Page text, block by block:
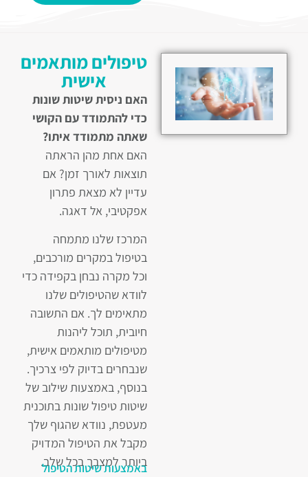
לרדת במשקל: קורס בן
מודולים של 7 שבועות כל
אחד, ואשר נועד לסייע לך
להתחיל לרדת במשקל
(כל תוכנית עומדת בפני
עצמה). במהלך הקורס,
תיחשף לשיטות טיפול
רבות ומגוונות, כולל גישות
מפגש תקבל טיפול ייחודי
המכוון לקידום מטרותיך
ושינוי מציאות חייך.
התוכנית עוסקת גם
בהיבטים רגשיים
ואנרגטיים, ומטרתה לא
רק לזרז את היכולת שלך
לרדת במשקל אלא גם
לשפר את איכות חייך
הכוללת ולהוביל אותך
לתחושת רווחה ובריאות
כללית טובה יותר.
טיפולים מותאמים
אישית
האם ניסית שיטות שונות
כדי להתמודד עם הקושי
שאתה מתמודד איתו?
האם אחת מהן הראתה
תוצאות לאורך זמן? אם
עדיין לא מצאת פתרון
אפקטיבי, אל דאגה.
המרכז שלנו מתמחה
בטיפול במקרים מורכבים,
וכל מקרה נבחן בקפידה כדי
לוודא שהטיפולים שלנו
מתאימים לך. אם התשובה
חיובית, תוכל ליהנות
מטיפולים מותאמים אישית,
שנבחרים בדיוק לפי צרכיך.
בנוסף, באמצעות שילוב של
שיטות טיפול שונות בתוכנית
מעטפת, נוודא שהגוף שלך
מקבל את הטיפול המדויק
ביותר למצבך בכל שלב.
באמצעות שיטות הטיפול